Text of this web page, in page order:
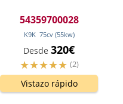
54359700028
K9K 75cv (55kw)
Desde 320€
(2)
Vistazo rápido